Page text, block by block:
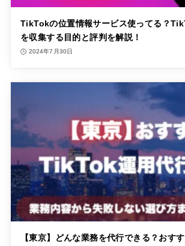
TikTokの位置情報サービス使ってる？
を収集する目的と評判を解説！
2024年7月30日
【東京】どんな業務を代行できる？おす